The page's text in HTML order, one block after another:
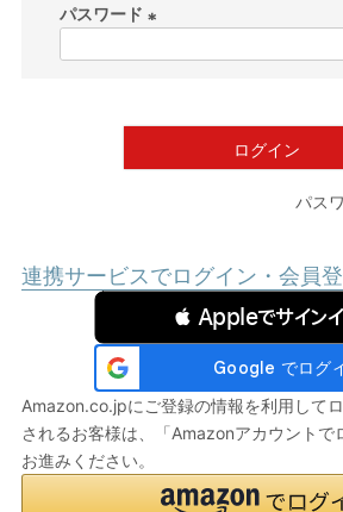
パスワード
)
ログイン
パス
連携サービスでログイン・会員
 Appleでサイン
Amazon.co.jpにご登録の情報を利用して
されるお客様は、「Amazonアカウントで
お進みください。